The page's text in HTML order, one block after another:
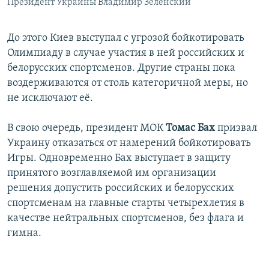
Президент Украины Владимир Зеленский
До этого Киев выступал с угрозой бойкотировать
Олимпиаду в случае участия в ней российских и
белорусских спортсменов. Другие страны пока
воздерживаются от столь категоричной меры, но
не исключают её.
В свою очередь, президент МОКТомас Бах призвал
Украину отказаться от намерений бойкотировать
Игры. Одновременно Бах выступает в защиту
принятого возглавляемой им организации
решения допустить российских и белорусских
спортсменам на главные старты четырехлетия в
качестве нейтральных спортсменов, без флага и
гимна.